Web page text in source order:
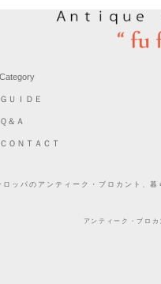
Category
ＧＵＩＤＥ
Ｑ＆Ａ
ＣＯＮＴＡＣＴ
ッパのアンティーク・ブロカント、
アンティーク・ブロ